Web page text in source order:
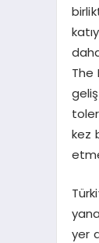
The
kez
yer